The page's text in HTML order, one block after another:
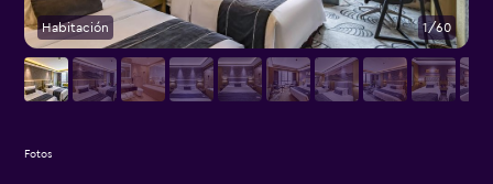
Habitación 1/60
Fotos